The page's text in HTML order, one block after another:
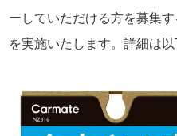
ーしていただける方を募集
を実施いたします。詳細は